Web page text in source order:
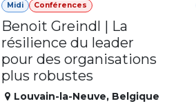
Midi Conférences
Benoit Greindl | La
résilience du leader
pour des organisations
plus robustes
Louvain-la-Neuve, Belgique